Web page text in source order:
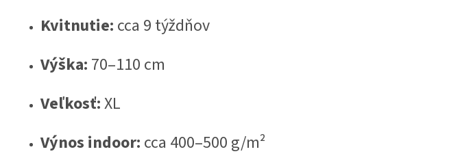
Kvitnutie: cca 9 týždňov
Výška: 70–110 cm
Veľkosť:XL
Výnos indoor: cca 400–500 g/m²